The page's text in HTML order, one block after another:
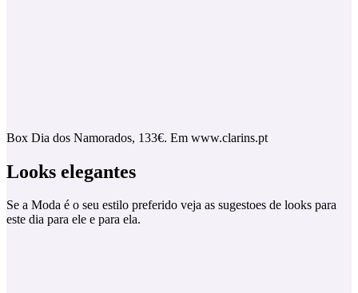
Box Dia dos Namorados, 133€. Em www.clarins.pt
Looks elegantes
Se a Moda é o seu estilo preferido veja as sugestoes de looks para
este dia para ele e para ela.